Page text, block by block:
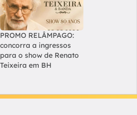
PROMO RELÂMPAGO:
concorra a ingressos
para o show de Renato
Teixeira em BH